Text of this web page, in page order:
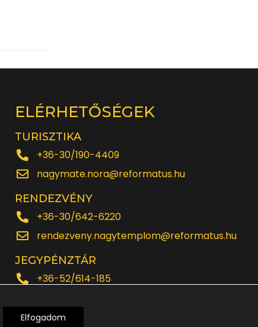
ELÉRHETŐSÉGEK
TURISZTIKA
+36-30/190-4409
nagymate.nora@reformatus.hu
RENDEZVÉNY
+36-30/642-6220
rendezveny.nagytemplom@reformatus.hu
JEGYPÉNZTÁR
+36-52/614-185
Elfogadom